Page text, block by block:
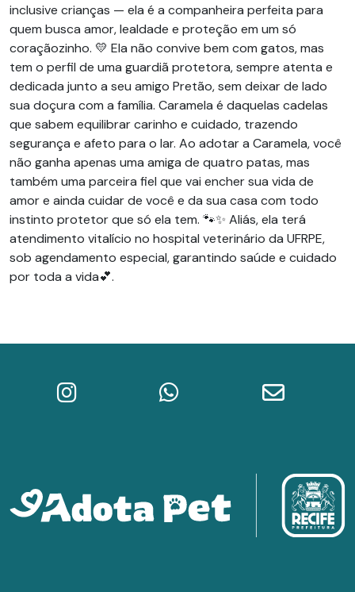
inclusive crianças — ela é a companheira perfeita para
quem busca amor, lealdade e proteção em um só
coraçãozinho. 💛 Ela não convive bem com gatos, mas
tem o perfil de uma guardiã protetora, sempre atenta e
dedicada junto a seu amigo Pretão, sem deixar de lado
sua doçura com a família. Caramela é daquelas cadelas
que sabem equilibrar carinho e cuidado, trazendo
segurança e afeto para o lar. Ao adotar a Caramela, você
não ganha apenas uma amiga de quatro patas, mas
também uma parceira fiel que vai encher sua vida de
amor e ainda cuidar de você e da sua casa com todo
instinto protetor que só ela tem. 🐾✨ Aliás, ela terá
atendimento vitalício no hospital veterinário da UFRPE,
sob agendamento especial, garantindo saúde e cuidado
por toda a vida💕.
Instagram do Adota PetWhatsApp da Prefeitura do
E-mail do